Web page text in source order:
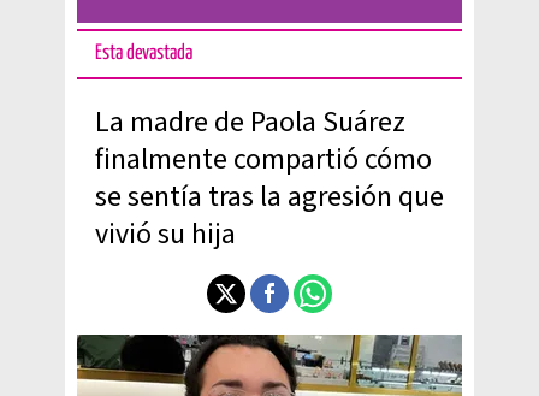
Esta devastada
La madre de Paola Suárez
finalmente compartió cómo
se sentía tras la agresión que
vivió su hija